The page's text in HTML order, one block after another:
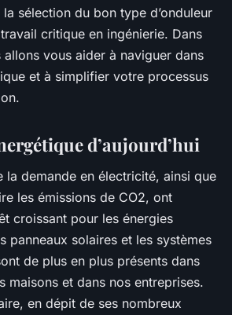
sélection du bon type d’onduleur
critique en ingénierie. Dans
vous aider à naviguer dans
et à simplifier votre processus
d’aujourd’hui
la demande en électricité, ainsi que
les émissions de CO2, ont
croissant pour les énergies
panneaux solaires et les systèmes
de plus en plus présents dans
maisons et dans nos entreprises.
en dépit de ses nombreux